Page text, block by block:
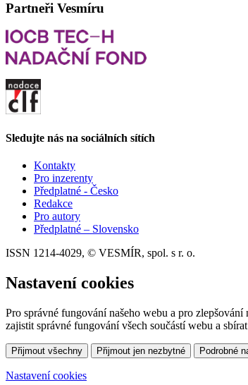
Partneři Vesmíru
Sledujte nás na sociálních sítích
Kontakty
Pro inzerenty
Předplatné - Česko
Redakce
Pro autory
Předplatné – Slovensko
ISSN 1214-4029, © VESMÍR, spol. s r. o.
Nastavení cookies
Pro správné fungování našeho webu a pro
zajistit správné fungování všech součástí webu a
Přijmout všechny Přijmout jen nezbytné Podrobné
Nastavení cookies